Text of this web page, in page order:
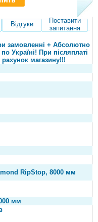
Відгуки
Поставити
запитання
замовленні + Абсолютно
Україні! При післяплаті
рахунок магазину!!!
RipStop, 8000 мм
мм